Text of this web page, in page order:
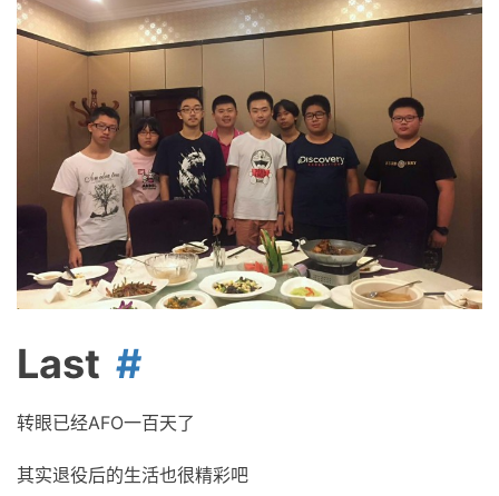
Last
转眼已经AFO一百天了
其实退役后的生活也很精彩吧